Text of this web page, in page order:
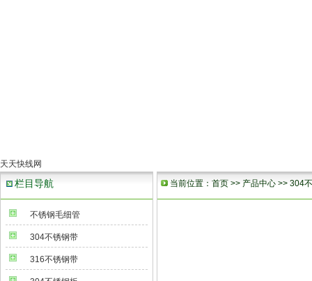
天天快线网
栏目导航
不锈钢毛细管
304不锈钢带
316不锈钢带
当前位置： 首页 >> 产品中心 >> 304